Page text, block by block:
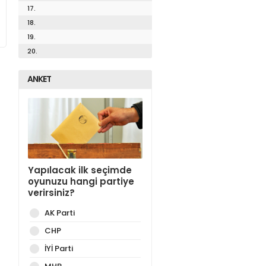
17.
18.
19.
20.
ANKET
Yapılacak ilk seçimde
oyunuzu hangi partiye
verirsiniz?
AK Parti
CHP
İYİ Parti